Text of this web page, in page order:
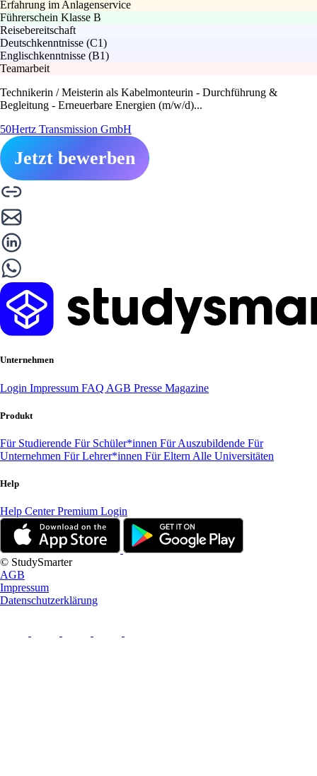
Erfahrung im Anlagenservice
Führerschein Klasse B
Reisebereitschaft
Deutschkenntnisse (C1)
Englischkenntnisse (B1)
Teamarbeit
Technikerin / Meisterin als Kabelmonteurin - Durchführung &
Begleitung - Erneuerbare Energien (m/w/d)...
50Hertz Transmission GmbH
Jetzt bewerben
Unternehmen
Login Impressum FAQ AGB Presse Magazine
Produkt
Für Studierende Für Schüler*innen Für Auszubildende Für
Unternehmen Für Lehrer*innen Für Eltern Alle Universitäten
Help
Help CenterPremium Login
© StudySmarter
AGB
Impressum
Datenschutzerklärung